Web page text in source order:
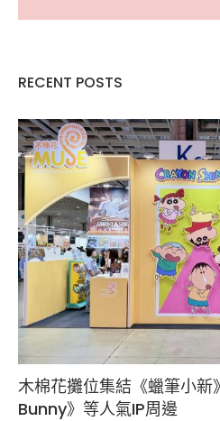
RECENT POSTS
木棉花攤位集結《蠟筆小
Bunny》等人氣IP周邊